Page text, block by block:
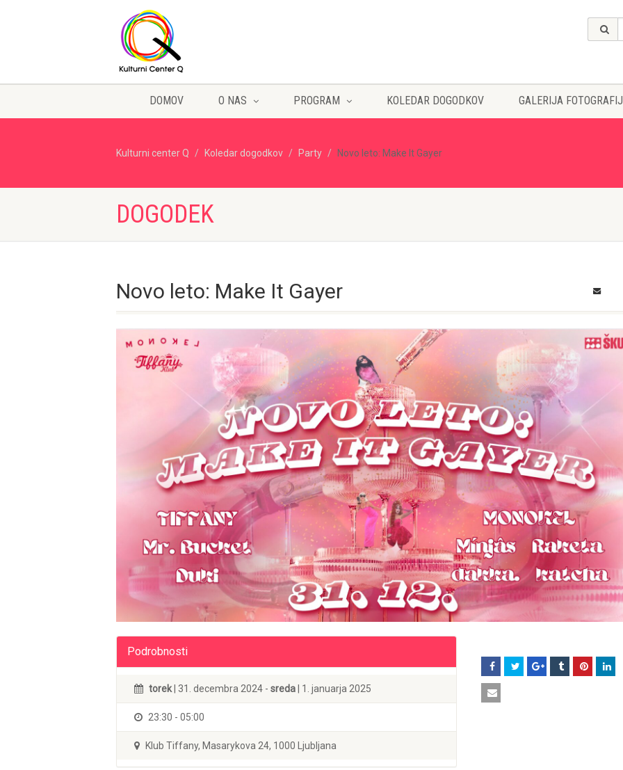
DOMOV O NAS PROGRAM KOLEDAR DOGODKOV GALERIJA FOTOGRAFIJ
Kulturni center Q Koledar dogodkov Party Novo leto: Make It Gayer
DOGODEK
Novo leto: Make It Gayer
Podrobnosti
torek | 31. decembra 2024 - sreda | 1. januarja 2025
23:30 - 05:00
Klub Tiffany, Masarykova 24, 1000 Ljubljana